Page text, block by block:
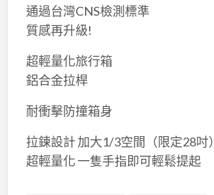
通過台灣CNS檢測標準
質感再升級!
超輕量化旅行箱
鋁合金拉桿
耐衝擊防撞箱身
拉鍊設計 加大1/3空間（限定28吋）
超輕量化 一隻手指即可輕鬆提起